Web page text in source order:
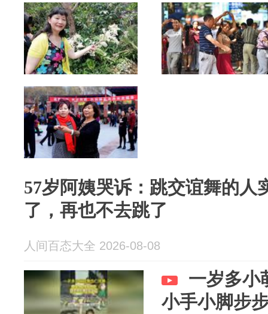
57岁阿姨哭诉：跳交谊舞的人
了，再也不去跳了
人间百态大全 2026-08-08
一岁多小
小手小脚步